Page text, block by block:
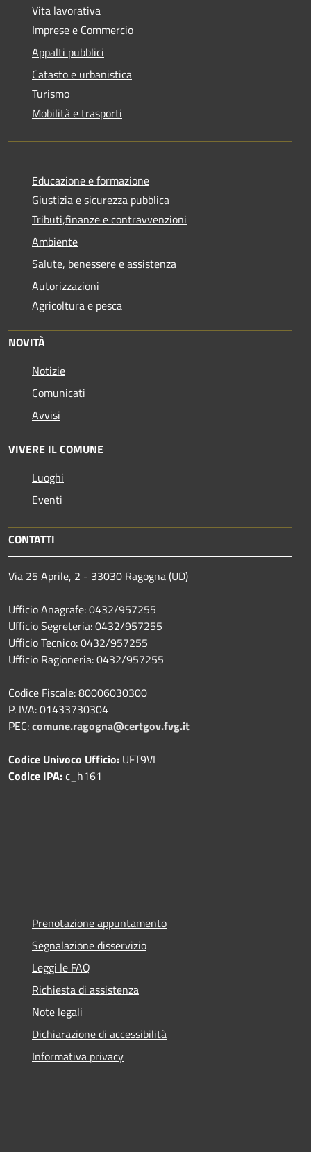
Vita lavorativa
Imprese e Commercio
Appalti pubblici
Catasto e urbanistica
Turismo
Mobilità e trasporti
Educazione e formazione
Giustizia e sicurezza pubblica
Tributi,finanze e contravvenzioni
Ambiente
Salute, benessere e assistenza
Autorizzazioni
Agricoltura e pesca
NOVITÀ
Notizie
Comunicati
Avvisi
VIVERE IL COMUNE
Luoghi
Eventi
CONTATTI
Via 25 Aprile, 2 - 33030 Ragogna (UD)
Ufficio Anagrafe: 0432/957255
Ufficio Segreteria: 0432/957255
Ufficio Tecnico: 0432/957255
Ufficio Ragioneria: 0432/957255
Codice Fiscale: 80006030300
P. IVA: 01433730304
PEC:comune.ragogna@certgov.fvg.it
Codice Univoco Ufficio: UFT9VI
Codice IPA:c_h161
Prenotazione appuntamento
Segnalazione disservizio
Leggi le FAQ
Richiesta di assistenza
Note legali
Dichiarazione di accessibilità
Informativa privacy